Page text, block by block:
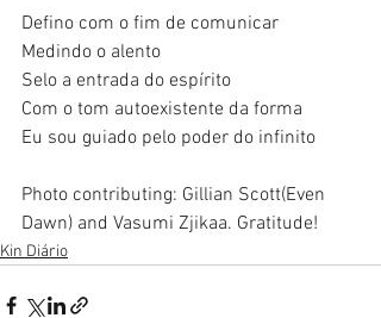
Defino com o fim de comunicar
Medindo o alento
Selo a entrada do espírito
Com o tom autoexistente da forma
Eu sou guiado pelo poder do infinito
Photo contributing: Gillian Scott(Even
Dawn) and Vasumi Zjikaa. Gratitude!
Kin Diário